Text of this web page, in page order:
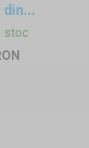
din...
stoc